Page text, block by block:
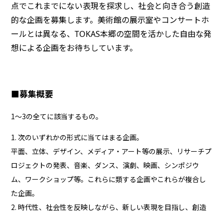
点でこれまでにない表現を探求し、社会と向き合う創造
的な企画を募集します。美術館の展示室やコンサートホ
ールとは異なる、TOKAS本郷の空間を活かした自由な発
想による企画をお待ちしています。
■募集概要
1～3の全てに該当するもの。
1. 次のいずれかの形式に当てはまる企画。
平面、立体、デザイン、メディア・アート等の展示、リサーチプ
ロジェクトの発表、音楽、ダンス、演劇、映画、シンポジウ
ム、ワークショップ等。これらに類する企画やこれらが複合し
た企画。
2. 時代性、社会性を反映しながら、新しい表現を目指し、創造